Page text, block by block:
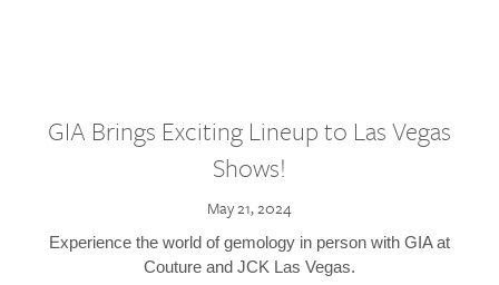
GIA Brings Exciting Lineup to Las Vegas
Shows!
May 21, 2024
Experience the world of gemology in person with GIA at
Couture and JCK Las Vegas.